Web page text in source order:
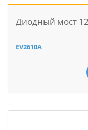
Диодный мост
EV2610A